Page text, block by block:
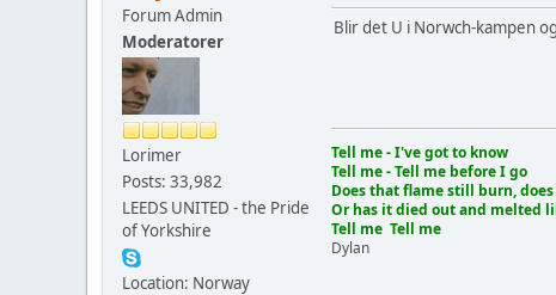
Forum Admin
Moderatorer
Lorimer
Posts: 33,982
LEEDS UNITED - the Pride
of Yorkshire
Location: Norway
Blir det U i Norwch-kampen
Tell me - I've got to know
Tell me - Tell me before I go
Does that flame still burn,
Or has it died out and melted
Tell me Tell me
Dylan